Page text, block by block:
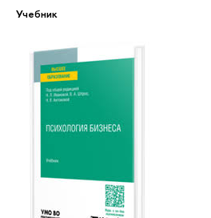
Учебник